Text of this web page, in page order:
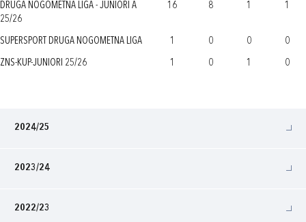
DRUGA NOGOMETNA LIGA - JUNIORI A
25/26
16 8 1 1
SUPERSPORT DRUGA NOGOMETNA LIGA 1 0 0 0
ZNS-KUP-JUNIORI 25/26 1 0 1 0
2024/25
2023/24
2022/23